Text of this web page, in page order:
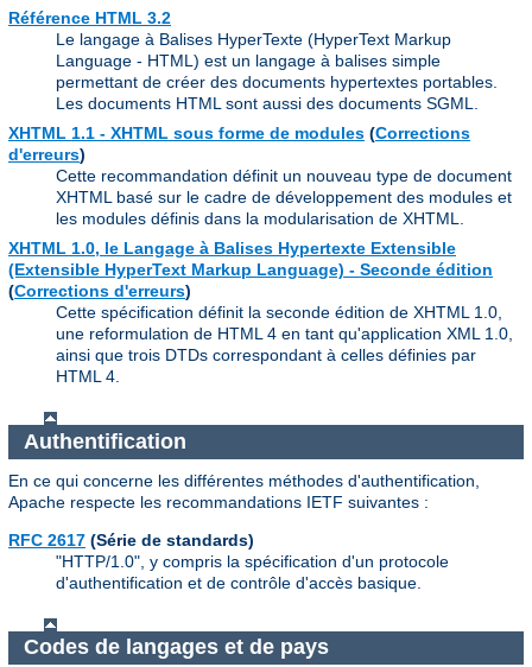
Référence HTML 3.2
Le langage à Balises HyperTexte (HyperText Markup
Language - HTML) est un langage à balises simple
permettant de créer des documents hypertextes portables.
Les documents HTML sont aussi des documents SGML.
XHTML 1.1 - XHTML sous forme de modules (Corrections
d'erreurs)
Cette recommandation définit un nouveau type de document
XHTML basé sur le cadre de développement des modules et
les modules définis dans la modularisation de XHTML.
XHTML 1.0, le Langage à Balises Hypertexte Extensible
(Extensible HyperText Markup Language) - Seconde édition
(Corrections d'erreurs)
Cette spécification définit la seconde édition de XHTML 1.0,
une reformulation de HTML 4 en tant qu'application XML 1.0,
ainsi que trois DTDs correspondant à celles définies par
HTML 4.
Authentification
En ce qui concerne les différentes méthodes d'authentification,
Apache respecte les recommandations IETF suivantes :
RFC 2617 (Série de standards)
"HTTP/1.0", y compris la spécification d'un protocole
d'authentification et de contrôle d'accès basique.
Codes de langages et de pays